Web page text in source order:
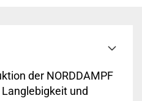
der NORDDAMPF
und